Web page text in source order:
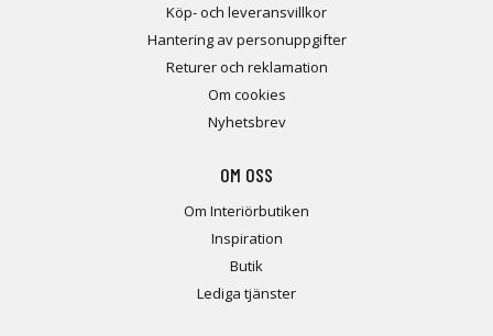
Köp- och leveransvillkor
Hantering av personuppgifter
Returer och reklamation
Om cookies
Nyhetsbrev
OM OSS
Om Interiörbutiken
Inspiration
Butik
Lediga tjänster